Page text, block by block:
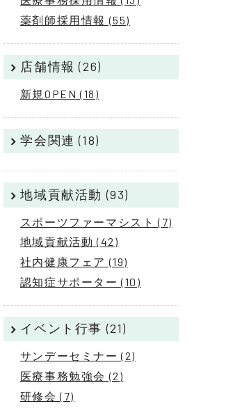
薬剤師採用情報 (55)
店舗情報 (26)
新規OPEN (18)
学会関連 (18)
地域貢献活動 (93)
スポーツファーマシスト (7)
地域貢献活動 (42)
社内健康フェア (19)
認知症サポーター (10)
イベント行事 (21)
サンデーセミナー (2)
医療事務勉強会 (2)
研修会 (7)